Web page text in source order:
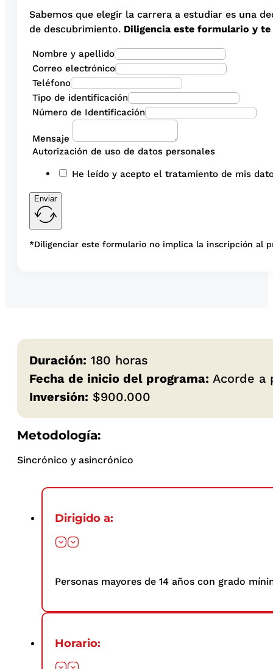
Sabemos que elegir la carrera a estudiar es una
de descubrimiento. Diligencia este formulario y
Nombre y apellido
Correo electrónico
Teléfono
Tipo de identificación
Número de Identificación
Mensaje
Autorización de uso de datos personales
He leído y acepto el tratamiento de mis
Enviar
*Diligenciar este formulario no implica la inscripción al
Duración: 180 horas
Fecha de inicio del programa: Acorde a
Inversión: $900.000
Metodología:
Sincrónico y asincrónico
Dirigido a:
Personas mayores de 14 años con grado
Horario: